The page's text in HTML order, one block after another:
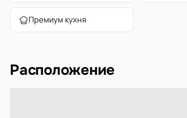
Премиум кухня
Расположение